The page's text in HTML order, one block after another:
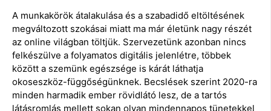
A munkakörök átalakulása és a szabadidő eltöltésének
megváltozott szokásai miatt ma már életünk nagy részét
az online világban töltjük. Szervezetünk azonban nincs
felkészülve a folyamatos digitális jelenlétre, többek
között a szemünk egészsége is kárát láthatja
okoseszköz-függőségünknek. Becslések szerint 2020-ra
minden harmadik ember rövidlátó lesz, de a tartós
látásromlás mellett sokan olyan mindennapos tünetekkel